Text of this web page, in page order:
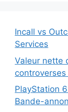
Incall vs
Services
Valeur nette
PlayStation
Bande-